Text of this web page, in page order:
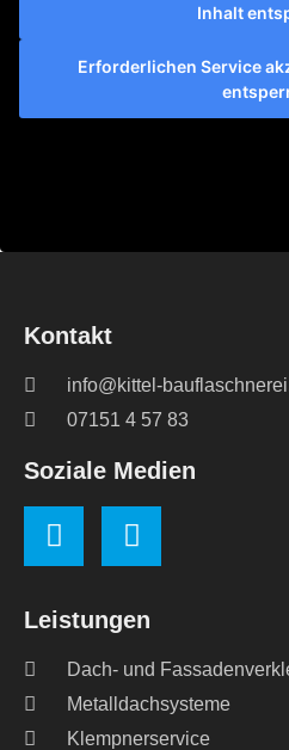
Inhalt
Erforderlichen Service
Leistungen
Dach- und
Metalldachsysteme
Klempnerservice
Kontakt
info@kittel-
07151 4 57 83
Soziale Medien